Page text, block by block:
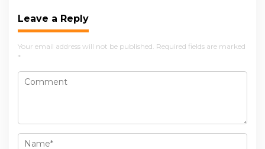
Leave a Reply
Your email address will not be published. Required fields are marked
*